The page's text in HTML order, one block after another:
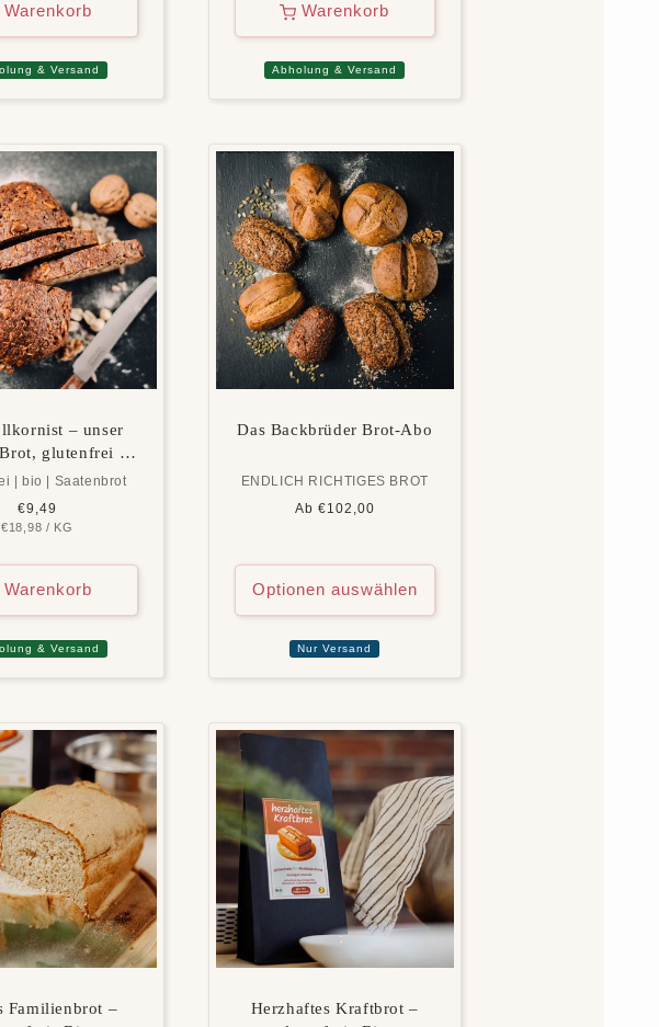
Warenkorb
& Versand
Warenkorb
Abholung & Versand
– unser
glutenfrei &
vegan
| bio | Saatenbrot
Normaler
Preis
€9,49
GRUNDPREIS
€18,98 / PRO
KG
Warenkorb
& Versand
Das Backbrüder Brot-Abo
ENDLICH RICHTIGES BROT
Normaler
Ab €102,00
Optionen auswählen
Nur Versand
Familienbrot –
Herzhaftes Kraftbrot –